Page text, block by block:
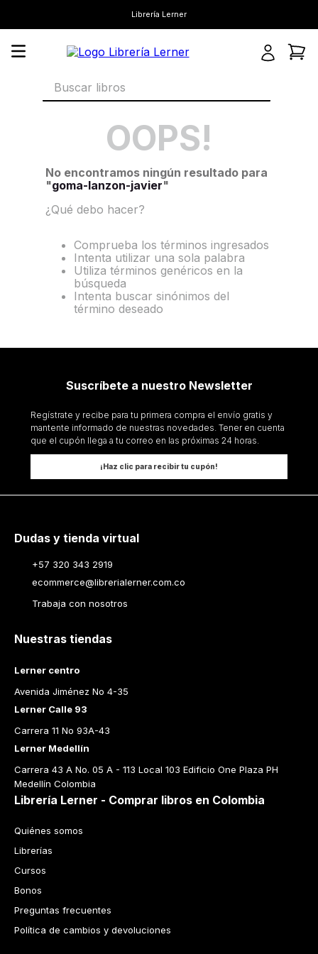
Librería Lerner
Buscar libros
OOPS!
No encontramos ningún resultado para
"goma-lanzon-javier"
¿Qué debo hacer?
Comprueba los términos ingresados
Intenta utilizar una sola palabra
Utiliza términos genéricos en la
búsqueda
Intenta buscar sinónimos del
término deseado
Suscríbete a nuestro Newsletter
Regístrate y recibe para tu primera compra el envío gratis y
mantente informado de nuestras novedades. Tener en cuenta
que el cupón llega a tu correo en las próximas 24 horas.
¡Haz clic para recibir tu cupón!
Dudas y tienda virtual
+57 320 343 2919
ecommerce@librerialerner.com.co
Trabaja con nosotros
Nuestras tiendas
Lerner centro
Avenida Jiménez No 4-35
Lerner Calle 93
Carrera 11 No 93A-43
Lerner Medellín
Carrera 43 A No. 05 A - 113 Local 103 Edificio One Plaza PH
Medellín Colombia
Librería Lerner - Comprar libros en Colombia
Quiénes somos
Librerías
Cursos
Bonos
Preguntas frecuentes
Política de cambios y devoluciones